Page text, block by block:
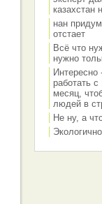
казахстан
нан
отстает
Всё что
нужно
Интересно
работать
месяц,
людей в
Не ну, а
Экологично